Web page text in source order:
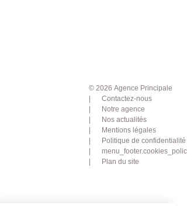
© 2026 Agence Principale
Contactez-nous
Notre agence
Nos actualités
Mentions légales
Politique de confidentialité
Plan du site